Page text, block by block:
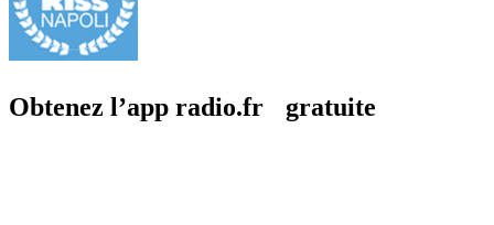
Obtenez l’app radio.fr gratuite